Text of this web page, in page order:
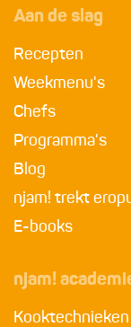
Aan de slag
Recepten
Weekmenu's
Chefs
Programma's
Blog
njam! trekt
E-books
njam!
Kooktechnieken